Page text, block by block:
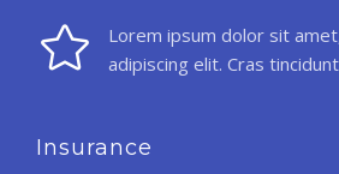
Lorem ipsum dolor sit
adipiscing elit. Cras
Insurance